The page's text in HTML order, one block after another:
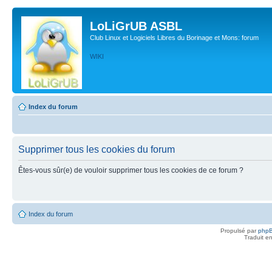
LoLiGrUB ASBL
Club Linux et Logiciels Libres du Borinage et Mons: forum
WIKI
Index du forum
Supprimer tous les cookies du forum
Êtes-vous sûr(e) de vouloir supprimer tous les cookies de ce forum ?
Index du forum
Propulsé par
Traduit